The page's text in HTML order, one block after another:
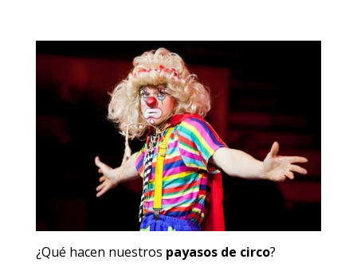
¿Qué hacen nuestros payasos de circo?